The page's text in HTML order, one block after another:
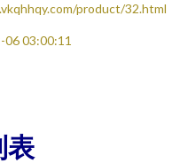
product/32.html
03:00:11
表